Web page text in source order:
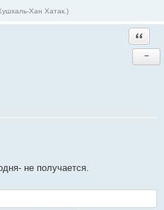
Хан Хатак.)
−
не получается.